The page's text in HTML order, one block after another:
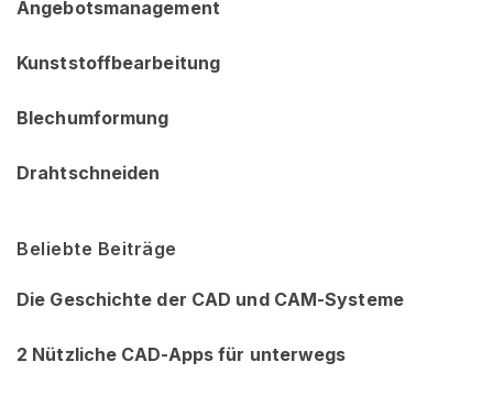
Angebotsmanagement
Kunststoffbearbeitung
Blechumformung
Drahtschneiden
Beliebte Beiträge
Die Geschichte der CAD und CAM-Systeme
2 Nützliche CAD-Apps für unterwegs